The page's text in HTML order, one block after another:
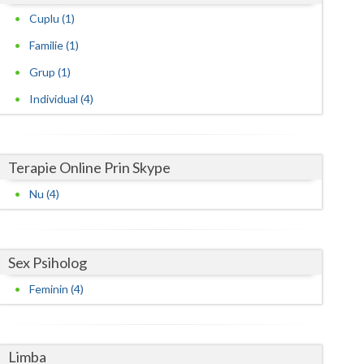
Timis
Cuplu (1)
Familie (1)
Grup (1)
Individual (4)
Terapie Online Prin Skype
Nu (4)
Sex Psiholog
Feminin (4)
Limba